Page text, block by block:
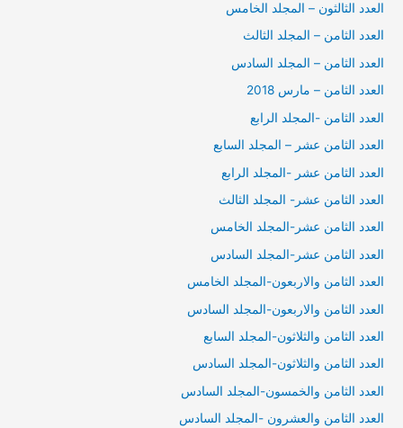
العدد الثالثون – المجلد الخامس
العدد الثامن – المجلد الثالث
العدد الثامن – المجلد السادس
العدد الثامن – مارس 2018
العدد الثامن -المجلد الرابع
العدد الثامن عشر – المجلد السابع
العدد الثامن عشر -المجلد الرابع
العدد الثامن عشر- المجلد الثالث
العدد الثامن عشر-المجلد الخامس
العدد الثامن عشر-المجلد السادس
العدد الثامن والاربعون-المجلد الخامس
العدد الثامن والاربعون-المجلد السادس
العدد الثامن والثلاثون-المجلد السابع
العدد الثامن والثلاثون-المجلد السادس
العدد الثامن والخمسون-المجلد السادس
العدد الثامن والعشرون -المجلد السادس